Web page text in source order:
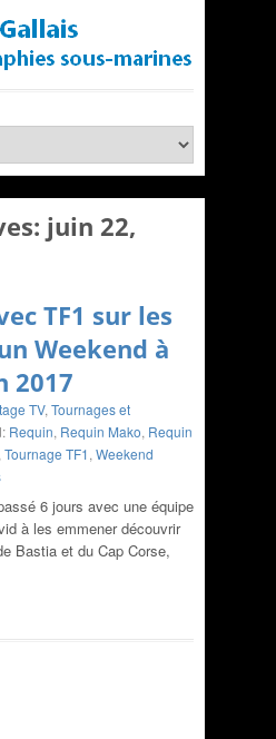
juin 22,
TF1 sur les
Weekend à
2017
TV, Tournages et
Requin, Requin Mako, Requin
Tournage TF1, Weekend
6 jours avec une équipe
à les emmener découvrir
Bastia et du Cap Corse,